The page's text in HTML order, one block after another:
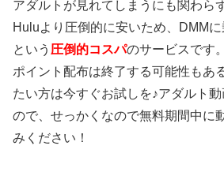
アダルトが見れてしまうにも関わら
Huluより圧倒的に安いため、DMM
という 圧倒的コスパのサービスです。
ポイント配布は終了する可能性もあ
たい方は今すぐお試しを♪アダルト
ので、せっかくなので無料期間中に
みください！